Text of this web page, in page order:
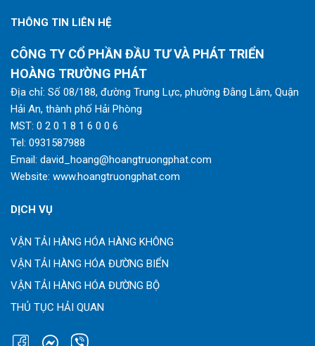
THÔNG TIN LIÊN HỆ
CÔNG TY CỔ PHẦN ĐẦU TƯ VÀ PHÁT TRIỂN
HOÀNG TRƯỜNG PHÁT
Địa chỉ: Số 08/188, đường Trung Lực, phường Đằng Lâm, Quận
Hải An, thành phố Hải Phòng
MST: 0 2 0 1 8 1 6 0 0 6
Tel: 0931587988
Email: david_hoang@hoangtruongphat.com
Website: www.hoangtruongphat.com
DỊCH VỤ
VẬN TẢI HÀNG HÓA HÀNG KHÔNG
VẬN TẢI HÀNG HÓA ĐƯỜNG BIỂN
VẬN TẢI HÀNG HÓA ĐƯỜNG BỘ
THỦ TỤC HẢI QUAN